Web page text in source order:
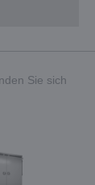
Sie sich